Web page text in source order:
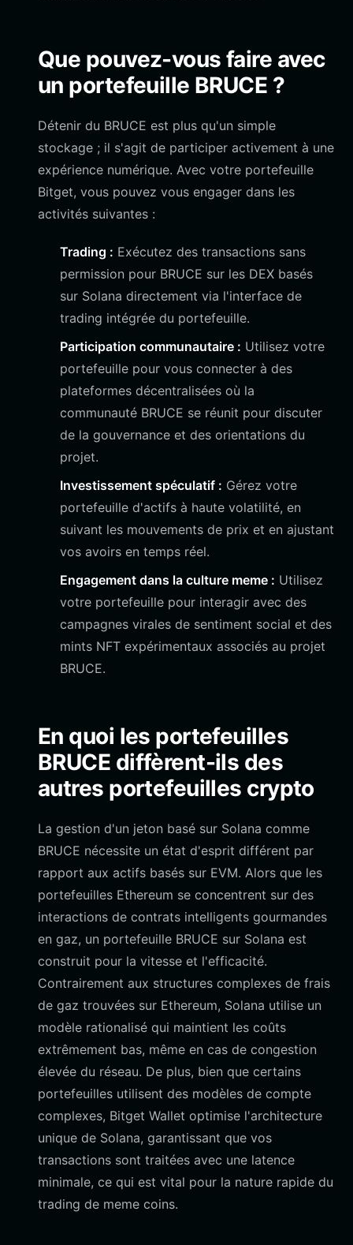
Que pouvez-vous faire avec
un portefeuille BRUCE ?
Détenir du BRUCE est plus qu'un simple
stockage ; il s'agit de participer activement à une
expérience numérique. Avec votre portefeuille
Bitget, vous pouvez vous engager dans les
activités suivantes :
Trading : Exécutez des transactions sans
permission pour BRUCE sur les DEX basés
sur Solana directement via l'interface de
trading intégrée du portefeuille.
Participation communautaire : Utilisez votre
portefeuille pour vous connecter à des
plateformes décentralisées où la
communauté BRUCE se réunit pour discuter
de la gouvernance et des orientations du
projet.
Investissement spéculatif : Gérez votre
portefeuille d'actifs à haute volatilité, en
suivant les mouvements de prix et en ajustant
vos avoirs en temps réel.
Engagement dans la culture meme : Utilisez
votre portefeuille pour interagir avec des
campagnes virales de sentiment social et des
mints NFT expérimentaux associés au projet
BRUCE.
En quoi les portefeuilles
BRUCE diffèrent-ils des
autres portefeuilles crypto
La gestion d'un jeton basé sur Solana comme
BRUCE nécessite un état d'esprit différent par
rapport aux actifs basés sur EVM. Alors que les
portefeuilles Ethereum se concentrent sur des
interactions de contrats intelligents gourmandes
en gaz, un portefeuille BRUCE sur Solana est
construit pour la vitesse et l'efficacité.
Contrairement aux structures complexes de frais
de gaz trouvées sur Ethereum, Solana utilise un
modèle rationalisé qui maintient les coûts
extrêmement bas, même en cas de congestion
élevée du réseau. De plus, bien que certains
portefeuilles utilisent des modèles de compte
complexes, Bitget Wallet optimise l'architecture
unique de Solana, garantissant que vos
transactions sont traitées avec une latence
minimale, ce qui est vital pour la nature rapide du
trading de meme coins.